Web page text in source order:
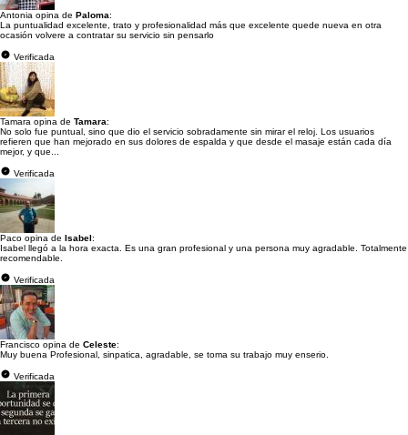
Antonia opina de Paloma:
La puntualidad excelente, trato y profesionalidad más que excelente quede nueva en otra
ocasión volvere a contratar su servicio sin pensarlo
Verificada
Tamara opina de Tamara:
No solo fue puntual, sino que dio el servicio sobradamente sin mirar el reloj. Los usuarios
refieren que han mejorado en sus dolores de espalda y que desde el masaje están cada día
mejor, y que...
Verificada
Paco opina de Isabel:
Isabel llegó a la hora exacta. Es una gran profesional y una persona muy agradable. Totalmente
recomendable.
Verificada
Francisco opina de Celeste:
Muy buena Profesional, sinpatica, agradable, se toma su trabajo muy enserio.
Verificada